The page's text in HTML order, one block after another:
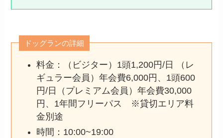
ドッグランの詳細
料金：（ビジター）1頭1,200円/日 （レ
ギュラー会員）年会費6,000円、1頭600
円/日（プレミアム会員）年会費30,000
円、1年間フリーパス ※貸切エリア料
金別途
時間：10:00~19:00